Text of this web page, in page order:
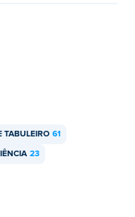
TABULEIRO 61
23